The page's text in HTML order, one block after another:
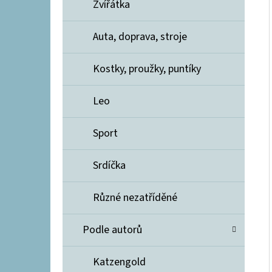
Zvířátka
Auta, doprava, stroje
Kostky, proužky, puntíky
Leo
Sport
Srdíčka
Různé nezatříděné
Podle autorů
Katzengold